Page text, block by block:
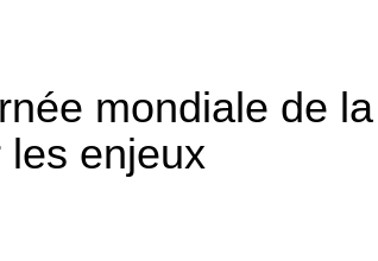
mondiale de la
enjeux